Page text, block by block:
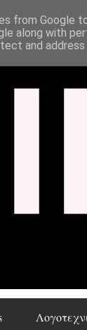
from Google
along with
and address